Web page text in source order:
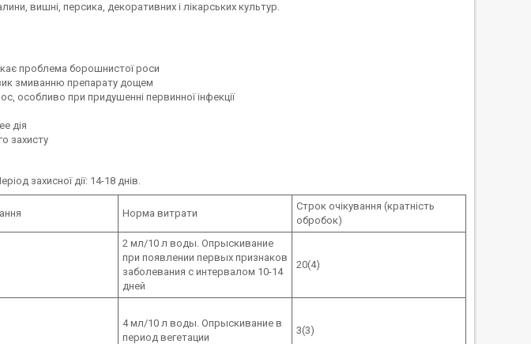
вишні, персика, декоративних і лікарських культур.
проблема борошнистої роси
змиванню препарату дощем
особливо при придушенні первинної інфекції
дія
захисту
захисної дії: 14-18 днів.
Норма витрати
Строк очікування (кратність
обробок)
2 мл/10 л воды. Опрыскивание
при появлении первых признаков
заболевания с интервалом 10-14
дней
20(4)
4 мл/10 л воды. Опрыскивание в
период вегетации
3(3)